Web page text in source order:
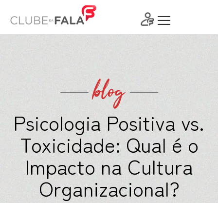
para
blog
Psicologia Positiva vs.
Toxicidade: Qual é o
Impacto na Cultura
Organizacional?